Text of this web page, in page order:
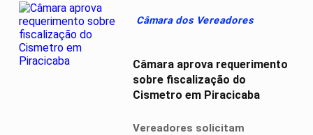
milionário da limpeza urbana
Câmara dos Vereadores
Câmara aprova requerimento
sobre fiscalização do
Cismetro em Piracicaba
Vereadores solicitam